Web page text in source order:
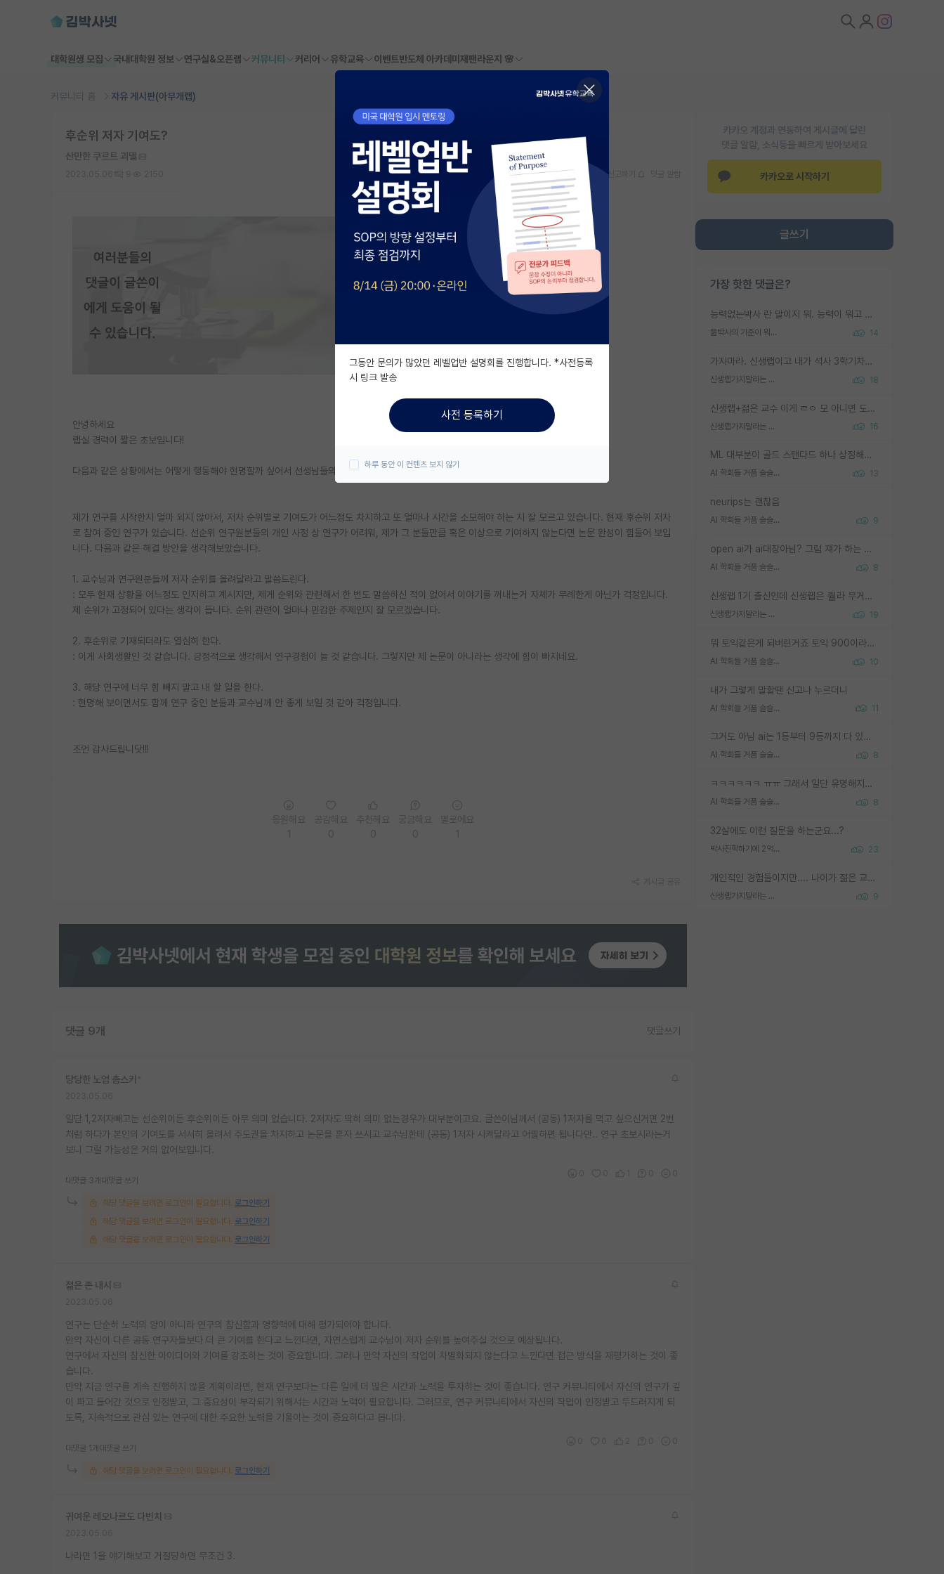
대학원생 모집 국내대학원 정보 연구실&오픈랩 커뮤니티 커리어 유학교육 이벤트반도체 아카데미 재팬라운지 🌸
커뮤니티 홈 자유 게시판(아무개랩)
카카오 계정과 연동하여 게시글에 달린
댓글 알람, 소식등을 빠르게 받아보세요
카카오로 시작하기
글쓰기
가장 핫한 댓글은?
능력없는박사 란 말이지 뭐. 능력이 뭐고 능력이 있다는게 뭔지는 사람마다 기준이 다르니까 얘기해봐야 서로 자기 기준만 얘기해서 논쟁이 끝이 안나고. 주위에서 능력있고 야심있는 신입생이 교수가 유의미한 피드백을 아예 안주면서 제대로된 과제에 참여해볼 기회도 제공하지 않고 잡일 뺑뺑이만 돌려서 맨날 단순작업만 하면서 밤새다가 눈빛이 점점 죽어가는걸 본 사람은 물박사는 교수탓이라고 하고, 교수는 이것저것 알려도 주고 기회도 주고 사수 동기 붙여주면서 어떻게든 끌고가려고 하는데 본인이 매일 뺀질거리면서 출근 하는둥마는둥 하다가 기껏 와서도 폰이나 쳐다보다가 실험 망치고 저녁약속있어서 먼저 가볼게요~ 하는걸 본 사람은 물박사는 본인탓이라고 함.
물박사의 기준이 뭐임? 14
가지마라. 신생랩이고 내가 석사 3학기차인데 최고참인데 나도 아무것도 모르는데 교수가 후배들 왜 논문 교육 안시키냐. 논문 왜 안 써오냐 닦달한다
신생랩가지말라는 이유가 있었구나 18
신생랩+젊은 교수 이게 ㄹㅇ 모 아니면 도인듯.
신생랩가지말라는 이유가 있었구나 16
ML 대부분이 골드 스탠다드 하나 상정해놓고 (벤치마크 데이터셋이 여러 개면 여러 개 상정) 그거 얼마나 잘 맞추나 싸움임 가끔 번뜩이는 설계 철학을 보여주는 논문들도 있지만 대부분 그거 성적 얼마나 더 올리느라에 혈안이 되어 있는 측면이 잇음
AI 학회들 거품 슬슬 지적이 나오네요 13
neurips는 괜찮음
AI 학회들 거품 슬슬 지적이 나오네요 9
open ai가 ai대장아님? 그럼 쟤가 하는 말이 다 맞겠네
AI 학회들 거품 슬슬 지적이 나오네요 8
신생랩 1기 출신인데 신생랩은 줠라 무거운 바벨 같은거임. 들면 대박인데 못들면 깔려 죽음. 아무도 알려주지 않는 환경에서 자생해야하지만, 일단 살아남았다면 그 어떤 사람보다 악착같고 생존력 높은 사람으로 거듭날 수 있음
신생랩가지말라는 이유가 있었구나 19
뭐 토익같은게 되버린거죠 토익 900이라고 영어잘하는건 아닙니다만 잘하는사람은 다 900을 넘는 그런
AI 학회들 거품 슬슬 지적이 나오네요 10
내가 그렇게 말할땐 신고나 누르더니
AI 학회들 거품 슬슬 지적이 나오네요 11
그거도 아님 ai는 1등부터 9등까지 다 있음 그거도 없는 사람은 뭐냐 교수가 그냥 못하게 한거 1등급도 교수가 막으면 안됨
AI 학회들 거품 슬슬 지적이 나오네요 8
ㅋㅋㅋㅋㅋㅋ ㅠㅠ 그래서 일단 유명해지는게 중요한거같습니다
AI 학회들 거품 슬슬 지적이 나오네요 8
32살에도 이런 질문을 하는군요...?
박사진학하기에 2억은 괜찮은 (?) 정도의 경제력인가요 23
개인적인 경험들이지만.... 나이가 젊은 교수일수록 꼰대라는 가면을 쓴 채로 무례함을 행동하는 경우가 거의 90% 정도였음. 나이가 어린데 다른 또래들과 달리 명예, 권력, 재력까지 얻었으니 세상 다 가진 기분이겠지. 오히러 나이 든 교수들이 행동과 말을 더 조심하시더라.
신생랩가지말라는 이유가 있었구나 9
후순위 저자 기여도?
산만한 쿠르트 괴델
스크랩 신고하기
안녕하세요
랩실 경력이 짧은 초보입니다!
다음과 같은 상황에서는 어떻게 행동해야 현명할까 싶어서 선생님들의 고견을 구하고자 합니다. 미리 감사드립니다!!
제가 연구를 시작한지 얼마 되지 않아서, 저자 순위별로 기여도가 어느정도 차지하고 또 얼마나 시간을 소모해야 하는 지 잘 모르고 있습니다. 현재 후순위 저자
로 참여 중인 연구가 있습니다. 선순위 연구원분들의 개인 사정 상 연구가 어려워, 제가 그 분들만큼 혹은 이상으로 기여하지 않는다면 논문 완성이 힘들어 보입
니다. 다음과 같은 해결 방안을 생각해보았습니다.
1. 교수님과 연구원분들께 저자 순위를 올려달라고 말씀드린다.
: 모두 현재 상황을 어느정도 인지하고 계시지만, 제게 순위와 관련해서 한 번도 말씀하신 적이 없어서 이야기를 꺼내는거 자체가 무례한게 아닌가 걱정입니다.
제 순위가 고정되어 있다는 생각이 듭니다. 순위 관련이 얼마나 민감한 주제인지 잘 모르겠습니다.
2. 후순위로 기재되더라도 열심히 한다.
: 이게 사회생활인 것 같습니다. 긍정적으로 생각해서 연구경험이 늘 것 같습니다. 그렇지만 제 논문이 아니라는 생각에 힘이 빠지네요.
3. 해당 연구에 너무 힘 빼지 말고 내 할 일을 한다.
: 현명해 보이면서도 함께 연구 중인 분들과 교수님께 안 좋게 보일 것 같아 걱정입니다.
조언 감사드립니닷!!!
댓글 9개 댓글쓰기
당당한 노엄 촘스키
일단 1,2저자빼고는 선순위이든 후순위이든 아무 의미 없습니다. 2저자도 딱히 의미 없는경우가 대부분이고요. 글쓴이님께서 (공동) 1저자를 먹고 싶으신거면 2번
처럼 하다가 본인의 기여도를 서서히 올려서 주도권을 차지하고 논문을 혼자 쓰시고 교수님한테 (공동) 1저자 시켜달라고 어필하면 됩니다만.. 연구 초보시라는거
보니 그럴 가능성은 거의 없어보입니다.
대댓글 3개 대댓글 쓰기
해당 댓글을 보려면 로그인이 필요합니다. 로그인하기
해당 댓글을 보려면 로그인이 필요합니다. 로그인하기
해당 댓글을 보려면 로그인이 필요합니다. 로그인하기
젊은 존 내시
연구는 단순히 노력의 양이 아니라 연구의 참신함과 영향력에 대해 평가되어야 합니다.
만약 자신이 다른 공동 연구자들보다 더 큰 기여를 한다고 느낀다면, 자연스럽게 교수님이 저자 순위를 높여주실 것으로 예상됩니다.
연구에서 자신의 참신한 아이디어와 기여를 강조하는 것이 중요합니다. 그러나 만약 자신의 작업이 차별화되지 않는다고 느낀다면 접근 방식을 재평가하는 것이 좋
습니다.
만약 지금 연구를 계속 진행하지 않을 계획이라면, 현재 연구보다는 다른 일에 더 많은 시간과 노력을 투자하는 것이 좋습니다. 연구 커뮤니티에서 자신의 연구가 깊
이 파고 들어간 것으로 인정받고, 그 중요성이 부각되기 위해서는 시간과 노력이 필요합니다. 그러므로, 연구 커뮤니티에서 자신의 작업이 인정받고 두드러지게 되
도록, 지속적으로 관심 있는 연구에 대한 주요한 노력을 기울이는 것이 중요하다고 봅니다.
대댓글 1개 대댓글 쓰기
해당 댓글을 보려면 로그인이 필요합니다. 로그인하기
귀여운 레오나르도 다빈치
나라면 1을 얘기해보고 거절당하면 무조건 3.
그동안 문의가 많았던 레벨업반 설명회를 진행합니다. *사전등록
시 링크 발송
사전 등록하기
하루 동안 이 컨텐츠 보지 않기